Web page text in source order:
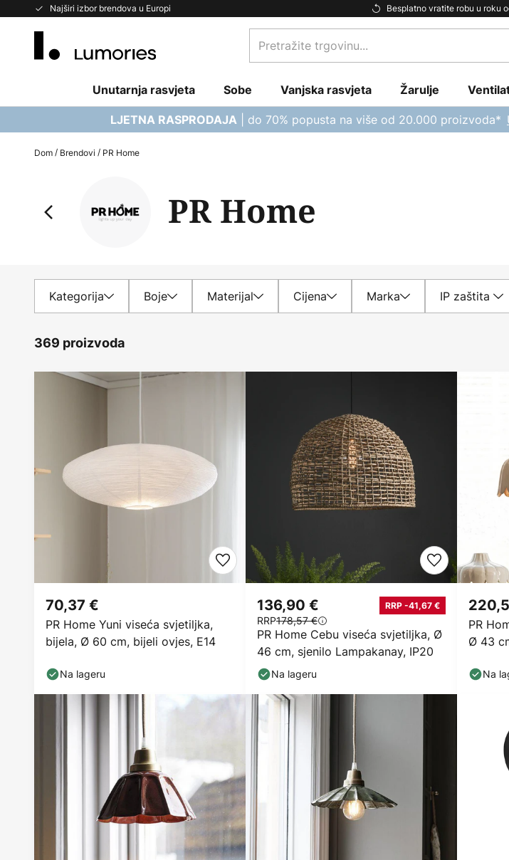
Najširi izbor brendova u Europi Besplatno vratite robu u roku
Skip
Pretražite
trgovinu...
Unutarnja rasvjeta Sobe Vanjska rasvjeta Žarulje
LJETNA RASPRODAJA | do 70% popusta na više od 20.000 proizvoda*
Dom Brendovi PR Home
PR Home
Kategorija Boje Materijal Cijena Marka IP zaštita
369 proizvoda
PR Home Yuni viseća svjetiljka,
bijela, Ø 60 cm, bijeli ovjes, E14
70,37 €
Na lageru
PR Home Cebu viseća svjetiljka, Ø
46 cm, sjenilo Lampakanay, IP20
136,90 € RRP -41,67 €
RRP178,57 €
Na lageru
PR
Ø 43
Na